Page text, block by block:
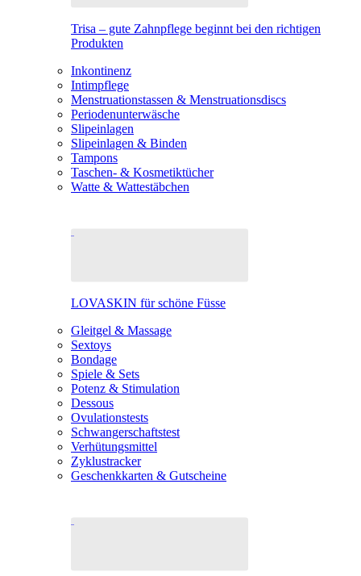
Trisa – gute Zahnpflege beginnt bei den richtigen
Produkten
Inkontinenz
Intimpflege
Menstruationstassen & Menstruationsdiscs
Periodenunterwäsche
Slipeinlagen
Slipeinlagen & Binden
Tampons
Taschen- & Kosmetiktücher
Watte & Wattestäbchen
LOVASKIN für schöne Füsse
Gleitgel & Massage
Sextoys
Bondage
Spiele & Sets
Potenz & Stimulation
Dessous
Ovulationstests
Schwangerschaftstest
Verhütungsmittel
Zyklustracker
Geschenkkarten & Gutscheine